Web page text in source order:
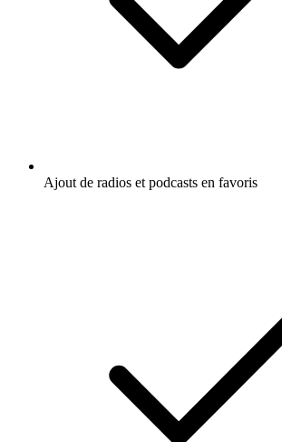
Ajout de radios et podcasts en favoris